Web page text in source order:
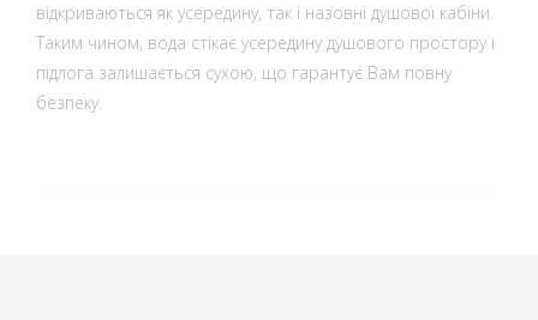
відкриваються як усередину, так і назовні душової кабіни.
Таким чином, вода стікає усередину душового простору і
підлога залишається сухою, що гарантує Вам повну
безпеку.